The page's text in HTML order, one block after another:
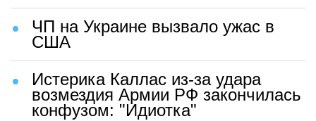
ЧП на Украине вызвало ужас в
США
Истерика Каллас из-за удара
возмездия Армии РФ закончилась
конфузом: "Идиотка"